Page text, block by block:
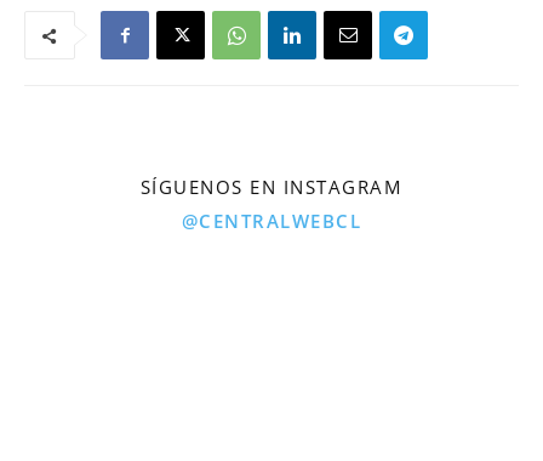
SÍGUENOS EN INSTAGRAM
@CENTRALWEBCL